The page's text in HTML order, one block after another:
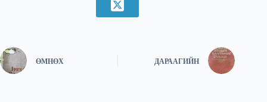
ӨМНӨХ ДАРААГИЙН